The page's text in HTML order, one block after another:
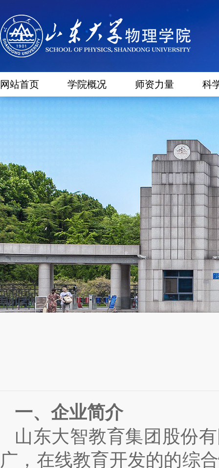
网站首页 学院概况 师资力量 科
一、企业简介
山东大智教育集团股份
广，在线教育开发的的综